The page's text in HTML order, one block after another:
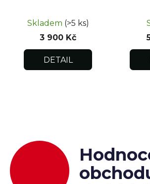
Skladem (>5 ks)
3 900 Kč
DETAIL